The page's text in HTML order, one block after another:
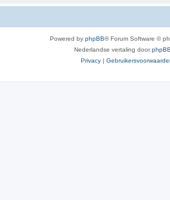
Powered by phpBB® Forum Software ©
Nederlandse vertaling door
Privacy |